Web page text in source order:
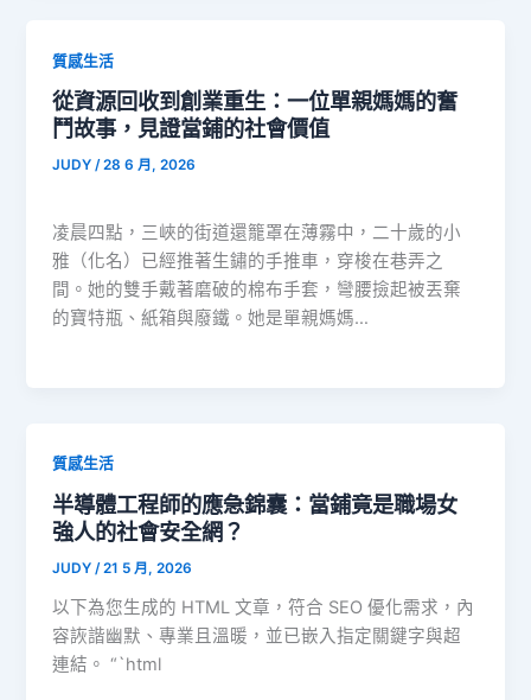
質感生活
從資源回收到創業重生：一位單親媽媽的奮
鬥故事，見證當鋪的社會價值
JUDY/28 6 月, 2026
凌晨四點，三峽的街道還籠罩在薄霧中，二十歲的小
雅（化名）已經推著生鏽的手推車，穿梭在巷弄之
間。她的雙手戴著磨破的棉布手套，彎腰撿起被丟棄
的寶特瓶、紙箱與廢鐵。她是單親媽媽…
質感生活
半導體工程師的應急錦囊：當鋪竟是職場女
強人的社會安全網？
JUDY/21 5 月, 2026
以下為您生成的 HTML 文章，符合 SEO 優化需求，內
容詼諧幽默、專業且溫暖，並已嵌入指定關鍵字與超
連結。 “`html